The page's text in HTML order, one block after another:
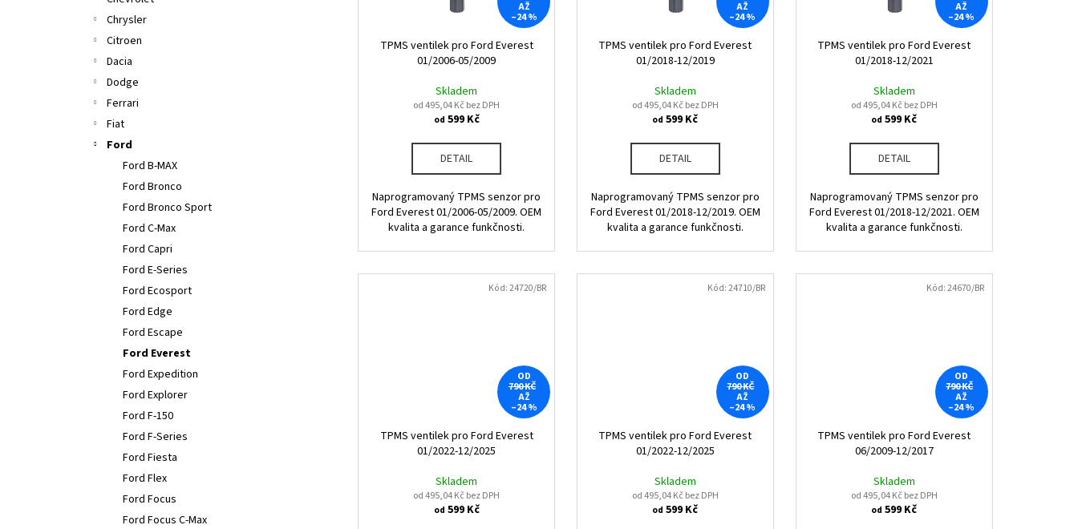
Chrysler
Citroen
Dacia
Dodge
Ferrari
Fiat
Ford
Ford B-MAX
Ford Bronco
Ford Bronco Sport
Ford C-Max
Ford Capri
Ford E-Series
Ford Ecosport
Ford Edge
Ford Escape
Ford Everest
Ford Expedition
Ford Explorer
Ford F-150
Ford F-Series
Ford Fiesta
Ford Flex
Ford Focus
Ford Focus C-Max
AŽ
–24 %
TPMS ventilek pro Ford Everest
01/2006-05/2009
Skladem
od 495,04 Kč bez DPH
od 599 Kč
DETAIL
Naprogramovaný TPMS senzor pro
Ford Everest 01/2006-05/2009. OEM
kvalita a garance funkčnosti.
AŽ
–24 %
TPMS ventilek pro Ford Everest
01/2018-12/2019
Skladem
od 495,04 Kč bez DPH
od 599 Kč
DETAIL
Naprogramovaný TPMS senzor pro
Ford Everest 01/2018-12/2019. OEM
kvalita a garance funkčnosti.
AŽ
–24 %
TPMS ventilek pro Ford Everest
01/2018-12/2021
Skladem
od 495,04 Kč bez DPH
od 599 Kč
DETAIL
Naprogramovaný TPMS senzor pro
Ford Everest 01/2018-12/2021. OEM
kvalita a garance funkčnosti.
OD
790 KČ
AŽ
–24 %
TPMS ventilek pro Ford Everest
01/2022-12/2025
Skladem
od 495,04 Kč bez DPH
od 599 Kč
Kód:24720/BR
OD
790 KČ
AŽ
–24 %
TPMS ventilek pro Ford Everest
01/2022-12/2025
Skladem
od 495,04 Kč bez DPH
od 599 Kč
Kód:24710/BR
OD
790 KČ
AŽ
–24 %
TPMS ventilek pro Ford Everest
06/2009-12/2017
Skladem
od 495,04 Kč bez DPH
od 599 Kč
Kód:24670/BR